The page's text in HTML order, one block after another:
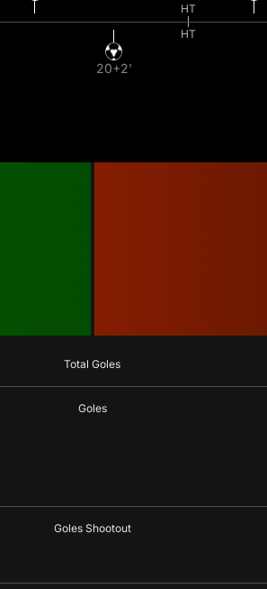
20+2'
HT
HT
Total Goles
Goles
Goles Shootout